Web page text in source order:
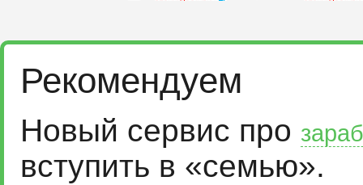
Рекомендуем
Новый сервис про
вступить в «семью».